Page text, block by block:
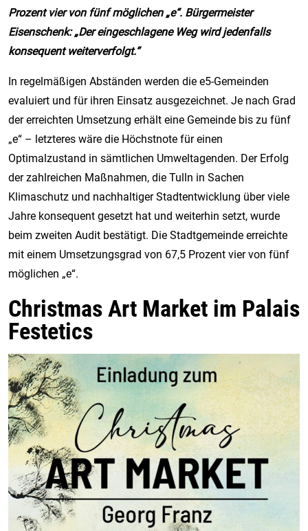
Prozent vier von fünf möglichen „e“. Bürgermeister
Eisenschenk: „Der eingeschlagene Weg wird jedenfalls
konsequent weiterverfolgt.“
In regelmäßigen Abständen werden die e5-Gemeinden
evaluiert und für ihren Einsatz ausgezeichnet. Je nach Grad
der erreichten Umsetzung erhält eine Gemeinde bis zu fünf
„e“ – letzteres wäre die Höchstnote für einen
Optimalzustand in sämtlichen Umweltagenden. Der Erfolg
der zahlreichen Maßnahmen, die Tulln in Sachen
Klimaschutz und nachhaltiger Stadtentwicklung über viele
Jahre konsequent gesetzt hat und weiterhin setzt, wurde
beim zweiten Audit bestätigt. Die Stadtgemeinde erreichte
mit einem Umsetzungsgrad von 67,5 Prozent vier von fünf
möglichen „e“.
Christmas Art Market im Palais
Festetics